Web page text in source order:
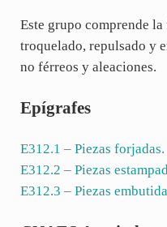
Este grupo comprende
troquelado, repulsado y
no férreos y aleaciones.
Epígrafes
E312.1 – Piezas forjadas.
E312.2 – Piezas
E312.3 – Piezas